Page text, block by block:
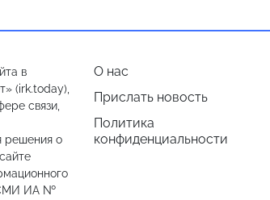
в
(irk.today),
связи,
решения о
СМИ ИА №
О нас
Прислать новость
Политика
конфиденциальности